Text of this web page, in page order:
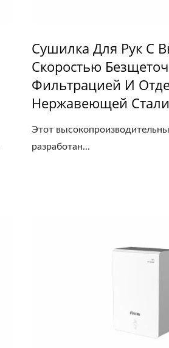
Сушилка Для Рук С
Скоростью
Фильтрацией И
Нержавеющей Стали
Этот
разработан...